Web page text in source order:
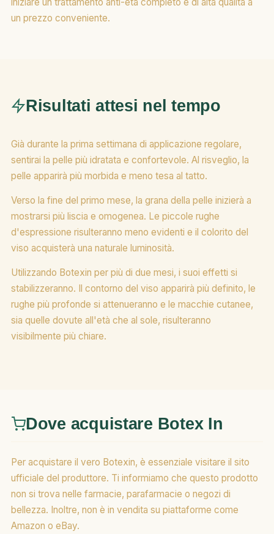
un prezzo conveniente.
Risultati attesi nel tempo
Già durante la prima settimana di applicazione regolare,
sentirai la pelle più idratata e confortevole. Al risveglio, la
pelle apparirà più morbida e meno tesa al tatto.
Verso la fine del primo mese, la grana della pelle inizierà a
mostrarsi più liscia e omogenea. Le piccole rughe
d'espressione risulteranno meno evidenti e il colorito del
viso acquisterà una naturale luminosità.
Utilizzando Botexin per più di due mesi, i suoi effetti si
stabilizzeranno. Il contorno del viso apparirà più definito, le
rughe più profonde si attenueranno e le macchie cutanee,
sia quelle dovute all'età che al sole, risulteranno
visibilmente più chiare.
Dove acquistare Botex In
Per acquistare il vero Botexin, è essenziale visitare il sito
ufficiale del produttore. Ti informiamo che questo prodotto
non si trova nelle farmacie, parafarmacie o negozi di
bellezza. Inoltre, non è in vendita su piattaforme come
Amazon o eBay.